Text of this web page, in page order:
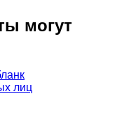
могут
лиц